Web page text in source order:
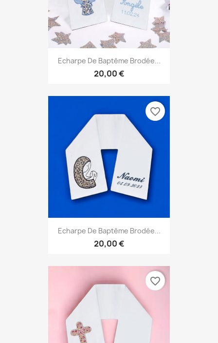
Echarpe De Baptême Brodée...
20,00 €
Echarpe De Baptême Brodée...
20,00 €
favorite_border
favorite_border